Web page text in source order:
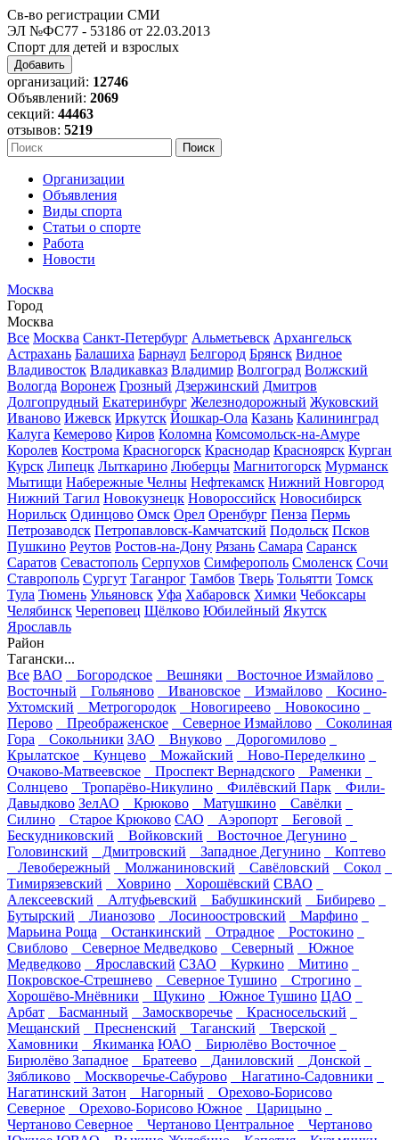
Св-во регистрации СМИ
ЭЛ №ФС77 - 53186 от 22.03.2013
Спорт для детей и взрослых
Добавить
организаций: 12746
Объявлений: 2069
секций: 44463
отзывов: 5219
Организации
Объявления
Виды спорта
Статьи о спорте
Работа
Новости
Москва
Город
Москва
Все Москва Санкт-Петербург Альметьевск Архангельск
Астрахань Балашиха Барнаул Белгород Брянск Видное
Владивосток Владикавказ Владимир Волгоград Волжский
Вологда Воронеж Грозный Дзержинский Дмитров
Долгопрудный Екатеринбург Железнодорожный Жуковский
Иваново Ижевск Иркутск Йошкар-Ола Казань Калининград
Калуга Кемерово Киров Коломна Комсомольск-на-Амуре
Королев Кострома Красногорск Краснодар Красноярск Курган
Курск Липецк Лыткарино Люберцы Магнитогорск Мурманск
Мытищи Набережные Челны Нефтекамск Нижний Новгород
Нижний Тагил Новокузнецк Новороссийск Новосибирск
Норильск Одинцово Омск Орел Оренбург Пенза Пермь
Петрозаводск Петропавловск-Камчатский Подольск Псков
Пушкино Реутов Ростов-на-Дону Рязань Самара Саранск
Саратов Севастополь Серпухов Симферополь Смоленск Сочи
Ставрополь Сургут Таганрог Тамбов Тверь Тольятти Томск
Тула Тюмень Ульяновск Уфа Хабаровск Химки Чебоксары
Челябинск Череповец Щёлково Юбилейный Якутск
Ярославль
Район
Тагански...
Все ВАО Богородское Вешняки
Восточное Измайлово
Восточный
Гольяново Ивановское Измайлово
Косино-
Ухтомский
Метрогородок Новогиреево
Новокосино
Перово
Преображенское Северное Измайлово
Соколиная
Гора
Сокольники ЗАО Внуково
Дорогомилово
Крылатское
Кунцево Можайский
Ново-Переделкино
Очаково-Матвеевское
Проспект Вернадского
Раменки
Солнцево
Тропарёво-Никулино Филёвский Парк
Фили-
Давыдково ЗелАО Крюково Матушкино
Савёлки
Силино
Старое Крюково САО Аэропорт
Беговой
Бескудниковский
Войковский
Восточное Дегунино
Головинский
Дмитровский Западное Дегунино
Коптево
Левобережный
Молжаниновский Савёловский
Сокол
Тимирязевский
Ховрино Хорошёвский СВАО
Алексеевский
Алтуфьевский Бабушкинский
Бибирево
Бутырский
Лианозово Лосиноостровский
Марфино
Марьина Роща
Останкинский Отрадное
Ростокино
Свиблово
Северное Медведково Северный
Южное
Медведково
Ярославский СЗАО Куркино
Митино
Покровское-Стрешнево
Северное Тушино
Строгино
Хорошёво-Мнёвники
Щукино Южное Тушино ЦАО
Арбат
Басманный Замоскворечье
Красносельский
Мещанский
Пресненский Таганский
Тверской
Хамовники
Якиманка ЮАО
Бирюлёво Восточное
Бирюлёво Западное
Братеево Даниловский
Донской
Зябликово
Москворечье-Сабурово
Нагатино-Садовники
Нагатинский Затон
Нагорный
Орехово-Борисово
Северное
Орехово-Борисово Южное
Царицыно
Чертаново Северное
Чертаново Центральное
Чертаново